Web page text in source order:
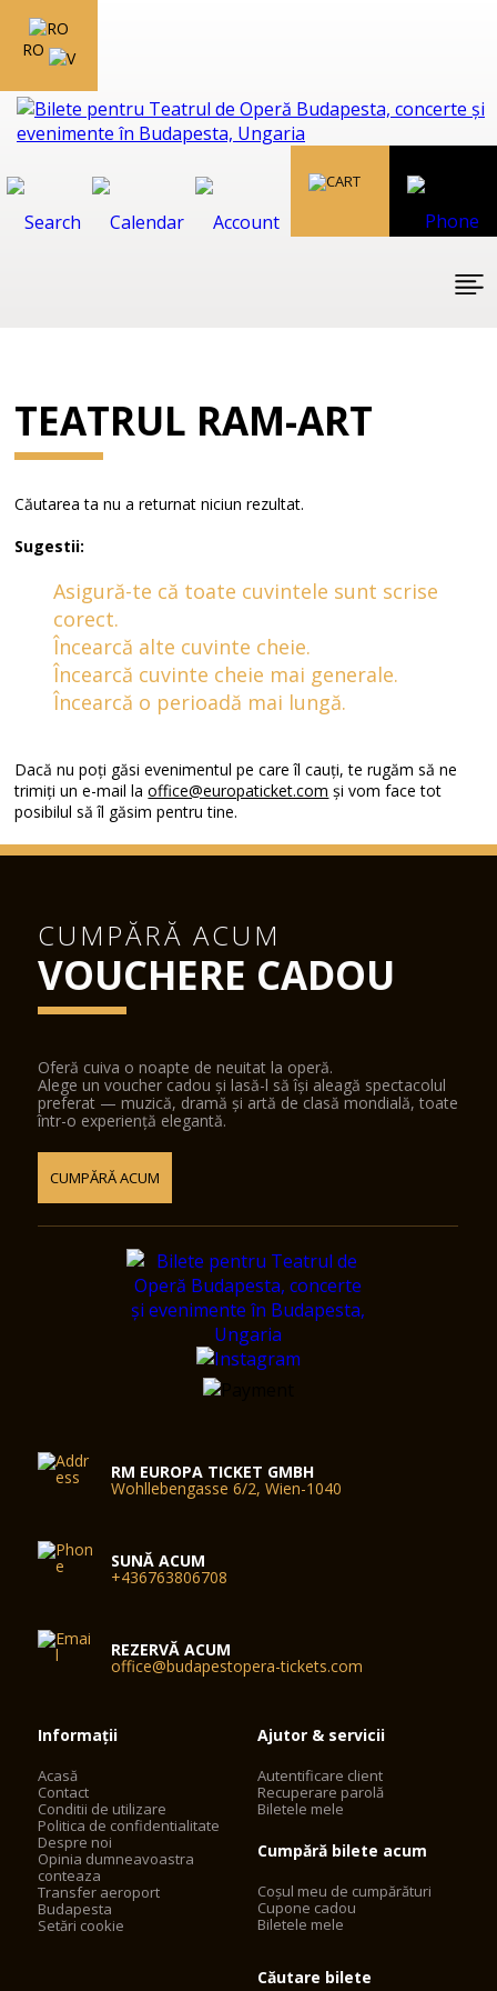
RO
TEATRUL RAM-ART
Căutarea ta nu a returnat niciun rezultat.
Sugestii:
Asigură-te că toate cuvintele sunt scrise
corect.
Încearcă alte cuvinte cheie.
Încearcă cuvinte cheie mai generale.
Încearcă o perioadă mai lungă.
Dacă nu poți găsi evenimentul pe care îl cauți, te rugăm să ne
trimiți un e-mail laoffice@europaticket.com și vom face tot
posibilul să îl găsim pentru tine.
CUMPĂRĂ ACUM
VOUCHERE CADOU
Oferă cuiva o noapte de neuitat la operă.
Alege un voucher cadou și lasă-l să își aleagă spectacolul
preferat — muzică, dramă și artă de clasă mondială, toate
într-o experiență elegantă.
CUMPĂRĂ ACUM
RM EUROPA TICKET GMBH
Wohllebengasse 6/2, Wien-1040
SUNĂ ACUM
+436763806708
REZERVĂ ACUM
office@budapestopera-tickets.com
Informații
Acasă
Contact
Conditii de utilizare
Politica de confidentialitate
Despre noi
Opinia dumneavoastra
conteaza
Transfer aeroport
Budapesta
Setări cookie
Ajutor & servicii
Autentificare client
Recuperare parolă
Biletele mele
Cumpără bilete acum
Coșul meu de cumpărături
Cupone cadou
Biletele mele
Căutare bilete